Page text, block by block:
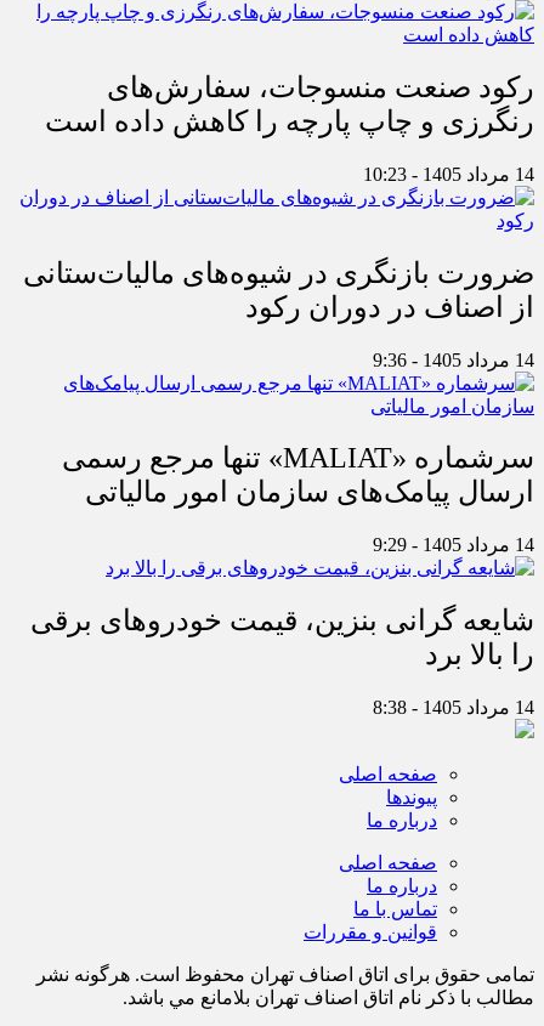
رکود صنعت منسوجات، سفارش‌های
رنگرزی و چاپ پارچه را کاهش داده است
14 مرداد 1405 - 10:23
ضرورت بازنگری در شیوه‌های مالیات‌ستانی
از اصناف در دوران رکود
14 مرداد 1405 - 9:36
سرشماره «MALIAT» تنها مرجع رسمی
ارسال پیامک‌های سازمان امور مالیاتی
14 مرداد 1405 - 9:29
شایعه گرانی بنزین، قیمت خودروهای برقی
را بالا برد
14 مرداد 1405 - 8:38
صفحه اصلی
پیوندها
درباره ما
صفحه اصلی
درباره ما
تماس با ما
قوانین و مقررات
تمامی حقوق برای اتاق اصناف تهران محفوظ است. هرگونه نشر
مطالب با ذكر نام اتاق اصناف تهران بلامانع مي باشد.